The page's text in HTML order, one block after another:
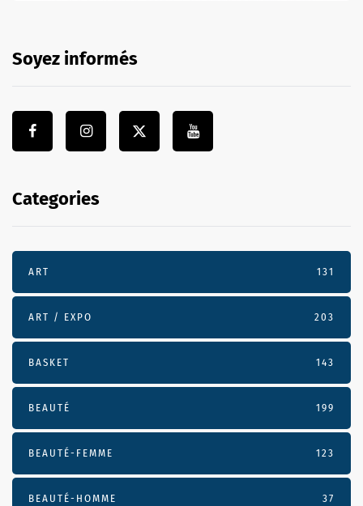
Soyez informés
Categories
ART 131
ART / EXPO 203
BASKET 143
BEAUTÉ 199
BEAUTÉ-FEMME 123
BEAUTÉ-HOMME 37